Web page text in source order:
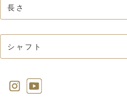
長さ
シャフト